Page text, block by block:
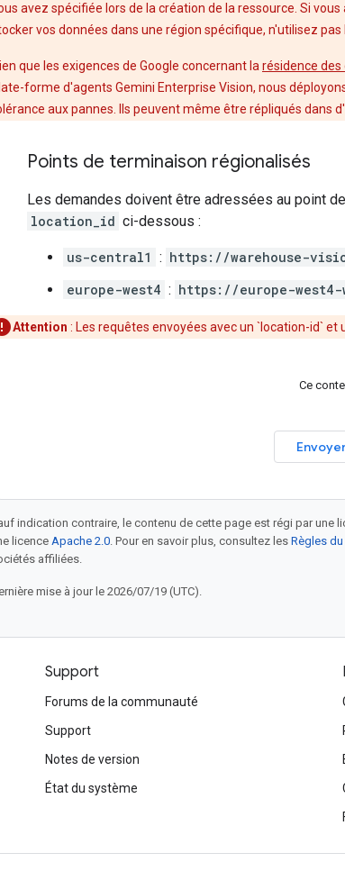
avez spécifiée lors de la création de la ressource. Si
vos données dans une région spécifique, n'utilisez
que les exigences de Google concernant la résidence des
forme d'agents Gemini Enterprise Vision, nous
aux pannes. Ils peuvent même être répliqués dans
Points de terminaison régionalisés
Les demandes doivent être adressées au point
location_id ci-dessous :
us-central1 : https://warehouse-
europe-west4 : https://europe-west4-
Attention : Les requêtes envoyées avec un `location-id`
Ce
indication contraire, le contenu de cette page est régi par une
licence Apache 2.0. Pour en savoir plus, consultez les Règles
affiliées.
mise à jour le 2026/07/19 (UTC).
Support
Forums de la communauté
Support
Notes de version
État du système